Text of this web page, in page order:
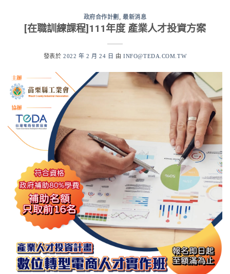
政府合作計劃 ,最新消息
[在職訓練課程]111年度 產業人才投資方案
發表於2022 年 2 月 24 日 由INFO@TEDA.COM.TW